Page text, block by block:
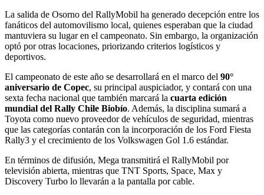
La salida de Osorno del RallyMobil ha generado decepción entre los
fanáticos del automovilismo local, quienes esperaban que la ciudad
mantuviera su lugar en el campeonato. Sin embargo, la organización
optó por otras locaciones, priorizando criterios logísticos y
deportivos.
El campeonato de este año se desarrollará en el marco del 90°
aniversario de Copec, su principal auspiciador, y contará con una
sexta fecha nacional que también marcará la cuarta edición
mundial del Rally Chile Biobío. Además, la disciplina sumará a
Toyota como nuevo proveedor de vehículos de seguridad, mientras
que las categorías contarán con la incorporación de los Ford Fiesta
Rally3 y el crecimiento de los Volkswagen Gol 1.6 estándar.
En términos de difusión, Mega transmitirá el RallyMobil por
televisión abierta, mientras que TNT Sports, Space, Max y
Discovery Turbo lo llevarán a la pantalla por cable.